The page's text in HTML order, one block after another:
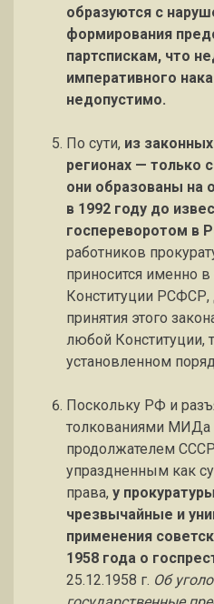
образуются с
формирования
партспискам, что
императивного
недопустимо.
По сути, из
регионах — только
они образованы на
в 1992 году до
госпереворотом в
работников
приносится именно
Конституции
принятия этого
любой Конституции,
установленном
Поскольку РФ и
толкованиями МИДа
продолжателем
упраздненным как
права, у
чрезвычайные и
применения
1958 года о
25.12.1958 г. Об